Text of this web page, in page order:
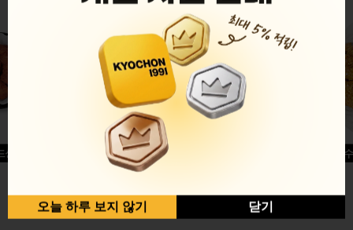
글윙
반반순살[레드+허니]
허니옥
오늘 하루 보지 않기 닫기